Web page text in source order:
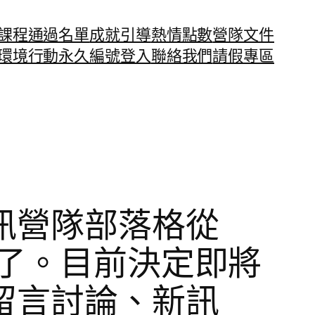
程通過名單成就引導熱情點數營隊文件
境行動永久編號登入聯絡我們請假專區
營隊部落格從
。目前決定即將
言討論、新訊